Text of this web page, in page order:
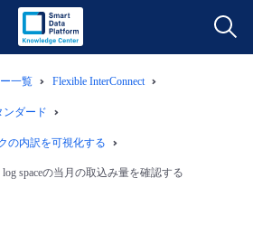
一覧 Flexible InterConnect
ンダード
の内訳を可視化する
spaceの当月の取込み量を確認する